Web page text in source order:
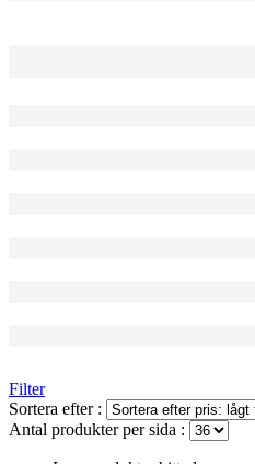
Filter
Sortera efter :
Antal produkter per sida :